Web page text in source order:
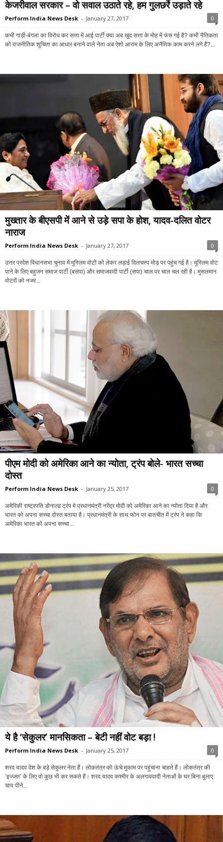
केजरीवाल सरकार – वो सवाल उठाते रहे, हम गुलछर्रे उड़ाते रहे
Perform India News Desk - January 27, 2017 0
कभी गाड़ी-बंगला का विरोध कर सत्ता में आई पार्टी क्या अब खुद सत्ता के मोह में फंस गई है? कभी नैतिकता
को राजनीतिक शुचिता का आधार बनाने वाले नेता अब ऐशो आराम के लिए अनैतिक काम करने लगे हैं?...
मुख्तार के बीएसपी में आने से उड़े सपा के होश, यादव-दलित वोटर
नाराज
Perform India News Desk - January 27, 2017 0
उत्तर प्रदेश विधानसभा चुनाव में मुस्लिम वोटों को लेकर लड़ाई दिलचस्प मोड़ पर पहुंच गई है। मुस्लिम वोट
पाने के लिए बहुजन समाज पार्टी (बसपा) और समाजवादी पार्टी (सपा) चाल पर चाल चल रही है। मुसलमान
वोटरों को नजर...
पीएम मोदी को अमेरिका आने का न्योता, ट्रंप बोले- भारत सच्चा
दोस्त
Perform India News Desk - January 25, 2017 0
अमेरिकी राष्ट्रपति डोनाल्ड ट्रंप मे प्रधानमंत्री नरेंद्र मोदी को अमेरिका आने का न्योता दिया है और
भारत को अपना सच्चा दोस्त बताया है। प्रधानमंत्री के साथ फोन पर बातचीत में ट्रंप ने कहा कि
अमेरिका भारत को अपना सच्चा...
ये है ‘सेकुलर’ मानसिकता – बेटी नहीं वोट बड़ा !
Perform India News Desk - January 25, 2017 0
शरद यादव देश के बड़े सेकुलर नेता हैं। लोकतंत्र को ऊंचे मुकाम पर पहुंचाना चाहते हैं। लोकतंत्र की
‘इज्जत’ के लिए वो कुछ भी कर सकते हैं। शरद यादव कश्मीर के अलगाववादी नेताओं के घर बिना बुलाए
चाय पीने...